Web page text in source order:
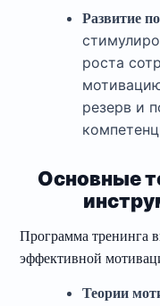
Развитие
роста
резерв и
Основные
Программа тренинга
эффективной
Теории